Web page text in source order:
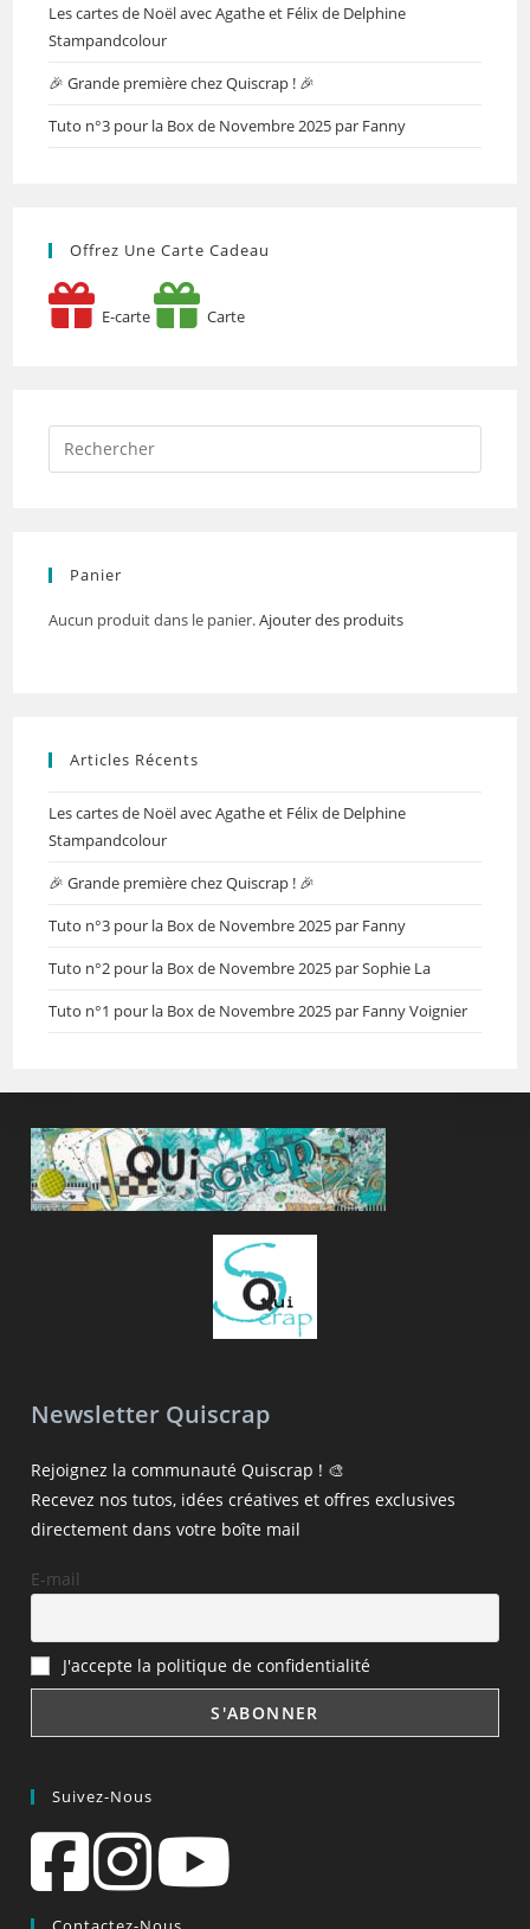
Les cartes de Noël avec Agathe et Félix de Delphine
Stampandcolour
🎉 Grande première chez Quiscrap ! 🎉
Tuto n°3 pour la Box de Novembre 2025 par Fanny
Offrez Une Carte Cadeau
E-carte Carte
Panier
Aucun produit dans le panier.Ajouter des produits
Articles Récents
Les cartes de Noël avec Agathe et Félix de Delphine
Stampandcolour
🎉 Grande première chez Quiscrap ! 🎉
Tuto n°3 pour la Box de Novembre 2025 par Fanny
Tuto n°2 pour la Box de Novembre 2025 par Sophie La
Tuto n°1 pour la Box de Novembre 2025 par Fanny Voignier
Newsletter Quiscrap
Rejoignez la communauté Quiscrap ! 🎨
Recevez nos tutos, idées créatives et offres exclusives
directement dans votre boîte mail
E-mail
J'accepte la politique de confidentialité
Suivez-Nous